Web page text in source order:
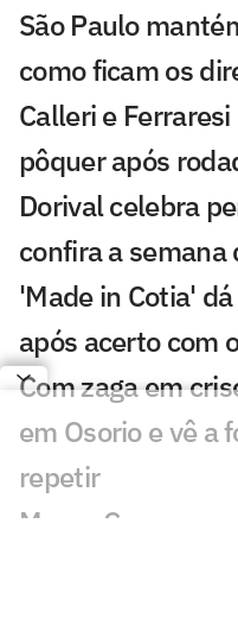
São Paulo
como ficam os
Calleri e
pôquer após
Dorival celebra
confira a semana
'Made in Cotia'
após acerto com
Com zaga em
em Osorio e vê a
repetir
Mauro Cezar